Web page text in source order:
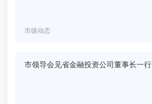
市级动态
市领导会见省金融投资公司董事长一行